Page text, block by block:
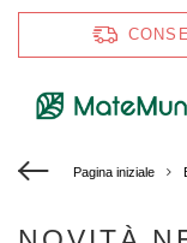
Pagina iniziale